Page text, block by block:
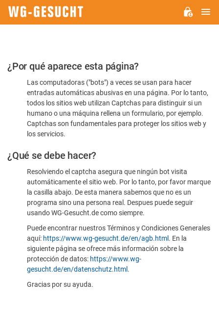
Por
favor,
confirme
humano
¿Por qué aparece esta página?
Las computadoras ("bots") a veces se usan para hacer
entradas automáticas abusivas en una página. Por lo tanto,
todos los sitios web utilizan Captchas para distinguir si un
humano o una máquina rellena un formulario, por ejemplo.
Captchas son fundamentales para proteger los sitios web y
los servicios.
¿Qué se debe hacer?
Resolviendo el captcha asegura que ningún bot visita
automáticamente el sitio web. Por lo tanto, por favor marque
la casilla abajo. De esta manera sabemos que no es un
programa sino una persona real. Despues puede seguir
usando WG-Gesucht.de como siempre.
Puede encontrar nuestros Términos y Condiciones Generales
aquí: https://www.wg-gesucht.de/en/agb.html . En la
siguiente página se ofrece más información sobre la
protección de datos: https://www.wg-
gesucht.de/en/datenschutz.html .
Gracias por su ayuda.